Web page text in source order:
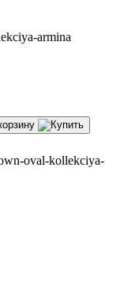
armina
oval-kollekciya-